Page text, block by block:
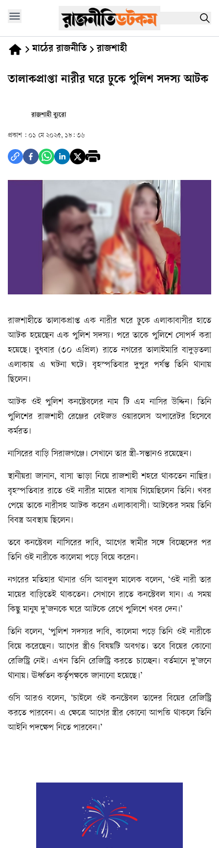
মাঠের রাজনীতি রাজশাহী
তালাকপ্রাপ্তা নারীর ঘরে ঢুকে পুলিশ সদস্য আটক
রাজশাহী ব্যুরো
প্রকাশ : ০১ মে ২০২৫, ১৮: ৩৬
রাজশাহীতে তালাকপ্রাপ্ত এক নারীর ঘরে ঢুকে এলাকাবাসীর হাতে
আটক হয়েছেন এক পুলিশ সদস্য। পরে তাকে পুলিশে সোপর্দ করা
হয়েছে। বুধবার (৩০ এপ্রিল) রাতে নগরের তালাইমারি বাদুড়তলা
এলাকায় এ ঘটনা ঘটে। বৃহস্পতিবার দুপুর পর্যন্ত তিনি থানায়
ছিলেন।
আটক ওই পুলিশ কনস্টেবলের নাম টি এম নাসির উদ্দিন। তিনি
পুলিশের রাজশাহী রেঞ্জের বেইজড ওয়ারলেস অপারেটর হিসেবে
কর্মরত।
নাসিরের বাড়ি সিরাজগঞ্জে। সেখানে তার স্ত্রী-সন্তানও রয়েছেন।
স্থানীয়রা জানান, বাসা ভাড়া নিয়ে রাজশাহী শহরে থাকতেন নাছির।
বৃহস্পতিবার রাতে ওই নারীর মায়ের বাসায় গিয়েছিলেন তিনি। খবর
পেয়ে তাকে নারীসহ আটক করেন এলাকাবাসী। আটকের সময় তিনি
বিবস্ত্র অবস্থায় ছিলেন।
তবে কনস্টেবল নাসিরের দাবি, আগের স্বামীর সঙ্গে বিচ্ছেদের পর
তিনি ওই নারীকে কালেমা পড়ে বিয়ে করেন।
নগরের মতিহার থানার ওসি আবদুল মালেক বলেন, ‘ওই নারী তার
মায়ের বাড়িতেই থাকতেন। সেখানে রাতে কনস্টেবল যান। এ সময়
কিছু মানুষ দু’জনকে ঘরে আটকে রেখে পুলিশে খবর দেন।’
তিনি বলেন, ‘পুলিশ সদস্যর দাবি, কালেমা পড়ে তিনি ওই নারীকে
বিয়ে করেছেন। আগের স্ত্রীও বিষয়টি অবগত। তবে বিয়ের কোনো
রেজিস্ট্রি নেই। এখন তিনি রেজিস্ট্রি করতে চাচ্ছেন। বর্তমানে দু’জনে
থানায়। ঊর্ধ্বতন কর্তৃপক্ষকে জানানো হয়েছে।’
ওসি আরও বলেন, ‘চাইলে ওই কনস্টেবল তাদের বিয়ের রেজিস্ট্রি
করতে পারবেন। এ ক্ষেত্রে আগের স্ত্রীর কোনো আপত্তি থাকলে তিনি
আইনি পদক্ষেপ নিতে পারবেন।’